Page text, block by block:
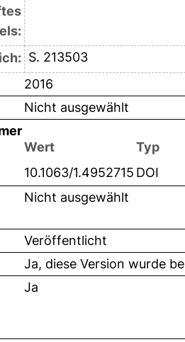
S. 213503
2016
Nicht ausgewählt
Wert
Typ
10.1063/1.4952715 DOI
Nicht ausgewählt
Veröffentlicht
Ja, diese Version wurde
Ja